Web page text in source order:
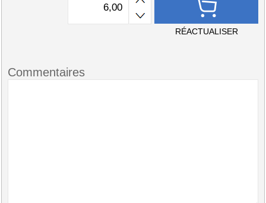
RÉACTUALISER
Commentaires